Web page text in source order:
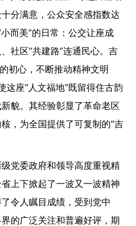
分满意，公众安全感指数达
而美”的日常：公交让座成
社区“共建路”连通民心。吉
初心，不断推动精神文明
这座“人文福地”既留得住古韵
貌。其经验彰显了革命老区
，为全国提供了可复制的“吉
委政府和领导高度重视精
上下掀起了一波又一波精神
令人瞩目成绩，受到党中
的广泛关注和普遍好评，期